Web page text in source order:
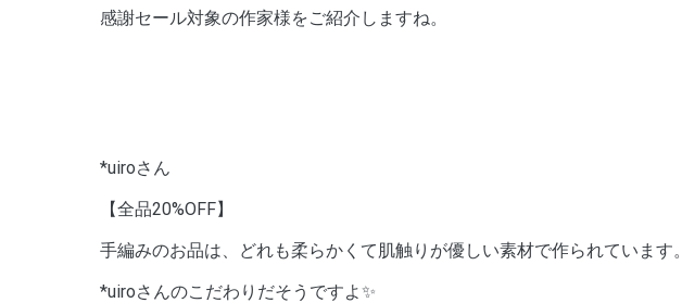
感謝セール対象の作家様をご紹介しますね。
*uiroさん
【全品20%OFF】
手編みのお品は、どれも柔らかくて肌触りが優しい素材で作られています。
*uiroさんのこだわりだそうですよ✨